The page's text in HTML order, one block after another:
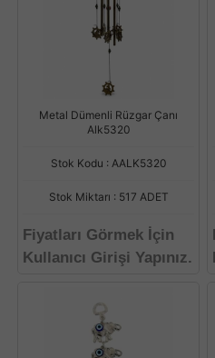
Metal Dümenli Rüzgar Çanı
Alk5320
Stok Kodu : AALK5320
Stok Miktarı : 517 ADET
Fiyatları Görmek İçin
Kullanıcı Girişi Yapınız.